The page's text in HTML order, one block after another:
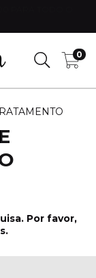
0
Por favor,